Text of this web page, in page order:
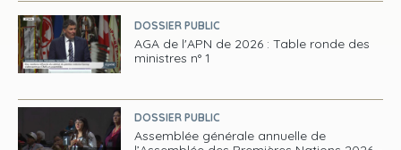
DOSSIER PUBLIC
AGA de l'APN de 2026 : Table ronde des
ministres n° 1
DOSSIER PUBLIC
Assemblée générale annuelle de